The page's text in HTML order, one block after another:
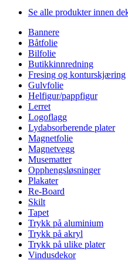
Se alle produkter innen
Bannere
Båtfolie
Bilfolie
Butikkinnredning
Fresing og konturskjæring
Gulvfolie
Helfigur/pappfigur
Lerret
Logoflagg
Lydabsorberende plater
Magnetfolie
Magnetvegg
Musematter
Opphengsløsninger
Plakater
Re-Board
Skilt
Tapet
Trykk på aluminium
Trykk på akryl
Trykk på ulike plater
Vindusdekor